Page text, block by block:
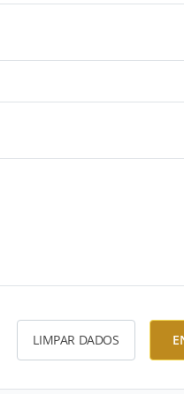
LIMPAR DADOS